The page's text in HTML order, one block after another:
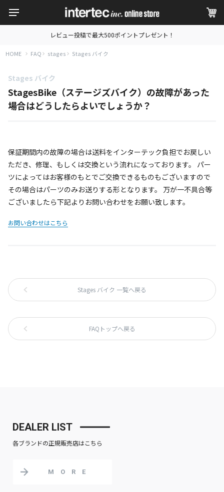
レビュー投稿で最大500ポイントプレゼント！
HOME FAQ stages Stages バイク
Stages バイク
StagesBike（ステージズバイク）の故障があった
場合はどうしたらよいでしょうか？
保証期間内の故障の場合は送料をインターテック負担でお戻しい
ただき、修理、もしくは交換という流れになっております。 パー
ツによってはお客様のもとでご交換できるものもございますので
その場合はパーツのみお送りする形となります。 万が一不具合等
ございましたら下記よりお問い合わせをお願い致します。
お問い合わせはこちら
Stages バイク 一覧へ戻る
FAQトップへ戻る
DEALER LIST
各ブランドの正規販売店はこちら
MORE